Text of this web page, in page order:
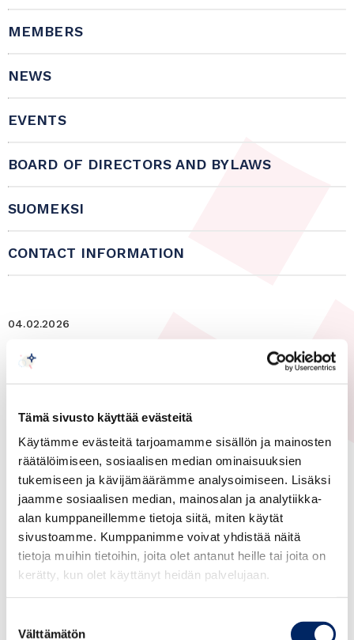
Tämä sivusto käyttää evästeitä
Käytämme evästeitä tarjoamamme sisällön ja mainosten
räätälöimiseen, sosiaalisen median ominaisuuksien
tukemiseen ja kävijämäärämme analysoimiseen. Lisäksi
jaamme sosiaalisen median, mainosalan ja analytiikka-
alan kumppaneillemme tietoja siitä, miten käytät
sivustoamme. Kumppanimme voivat yhdistää näitä
tietoja muihin tietoihin, joita olet antanut heille tai joita on
kerätty, kun olet käyttänyt heidän palvelujaan.
valinta
Välttämätön
MEMBERS
NEWS
EVENTS
BOARD OF DIRECTORS AND BYLAWS
SUOMEKSI
CONTACT INFORMATION
04.02.2026
Finnish-Arab Business
Mr. Mohammad Yaqoub
Hayatee